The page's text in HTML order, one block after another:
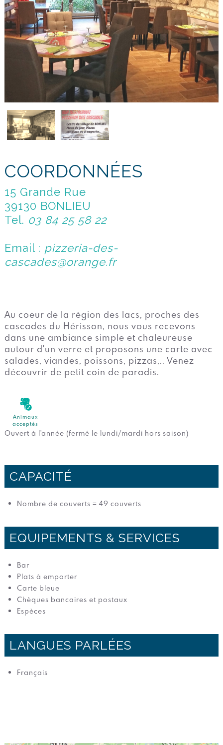
COORDONNÉES
15 Grande Rue
39130 BONLIEU
Tel. 03 84 25 58 22
Email : pizzeria-des-
cascades@orange.fr
Au coeur de la région des lacs, proches des
cascades du Hérisson, nous vous recevons
dans une ambiance simple et chaleureuse
autour d'un verre et proposons une carte avec
salades, viandes, poissons, pizzas,.. Venez
découvrir de petit coin de paradis.
Animaux
acceptés
Ouvert à l'année (fermé le lundi/mardi hors saison)
CAPACITÉ
Nombre de couverts = 49 couverts
EQUIPEMENTS & SERVICES
Bar
Plats à emporter
Carte bleue
Chèques bancaires et postaux
Espèces
LANGUES PARLÉES
Français